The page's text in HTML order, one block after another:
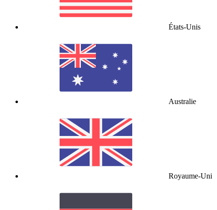
États-Unis
Australie
Royaume-Uni